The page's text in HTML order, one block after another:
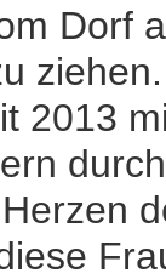
Dorf
2013